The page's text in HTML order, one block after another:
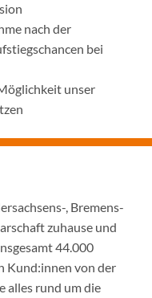
nach der
bei
unser
, Bremens-
zuhause und
44.000
Kund:innen von der
alles rund um die